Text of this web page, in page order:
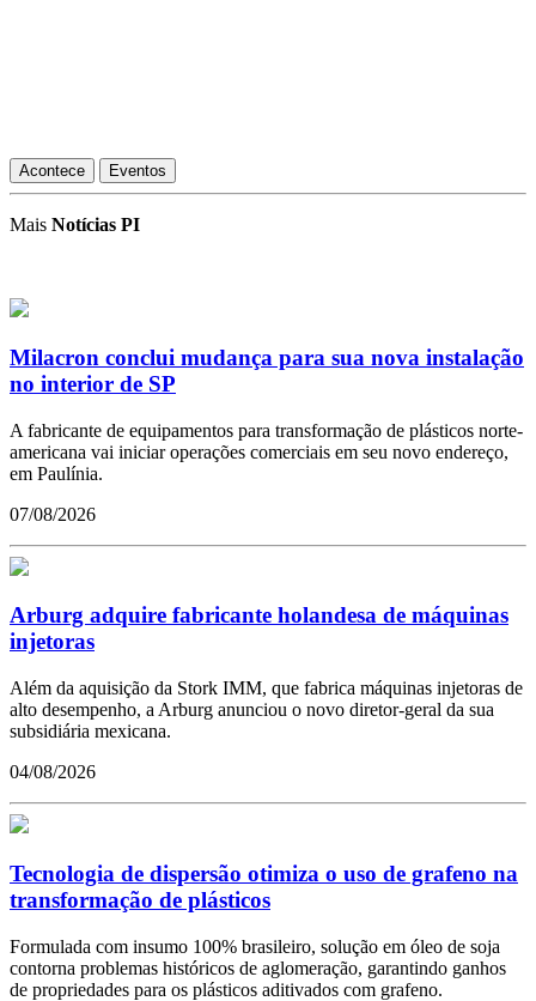
Acontece Eventos
Mais Notícias PI
Milacron conclui mudança para sua nova instalação
no interior de SP
A fabricante de equipamentos para transformação de plásticos norte-
americana vai iniciar operações comerciais em seu novo endereço,
em Paulínia.
07/08/2026
Arburg adquire fabricante holandesa de máquinas
injetoras
Além da aquisição da Stork IMM, que fabrica máquinas injetoras de
alto desempenho, a Arburg anunciou o novo diretor-geral da sua
subsidiária mexicana.
04/08/2026
Tecnologia de dispersão otimiza o uso de grafeno na
transformação de plásticos
Formulada com insumo 100% brasileiro, solução em óleo de soja
contorna problemas históricos de aglomeração, garantindo ganhos
de propriedades para os plásticos aditivados com grafeno.